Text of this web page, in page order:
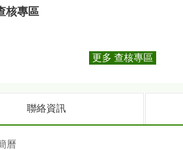
核專區
更多 查核專區
聯絡資訊
曆